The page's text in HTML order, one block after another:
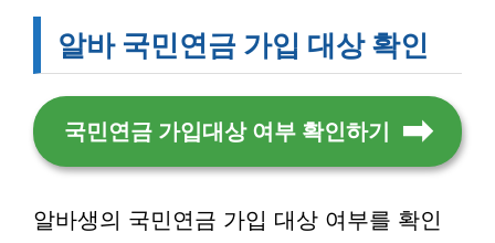
알바 국민연금 가입 대상 확인
국민연금 가입대상 여부 확인하기
알바생의 국민연금 가입 대상 여부를 확인